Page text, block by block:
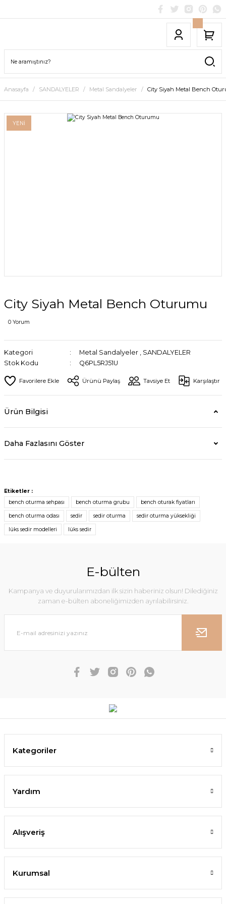
Anasayfa SANDALYELER Metal Sandalyeler City Siyah Metal Bench
YENİ
City Siyah Metal Bench Oturumu
0 Yorum
Kategori Metal Sandalyeler , SANDALYELER
Stok Kodu
Q6PL5RJ51U
Ürünü Paylaş Tavsiye Et Karşılaştır
Ürün Bilgisi
Daha Fazlasını Göster
Etiketler :
bench oturma sehpası
bench oturma grubu bench oturak fiyatları
bench oturma odası sedir sedir oturma sedir oturma yüksekliği
lüks sedir modelleri lüks sedir
E-bülten
Kampanya ve duyurularımızdan ilk sizin haberiniz olsun! Dilediğiniz
zaman e-bülten aboneliğimizden ayrılabilirsiniz.
Kategoriler
Yardım
Alışveriş
Kurumsal